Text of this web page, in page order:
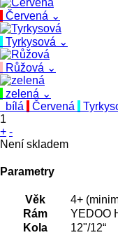
Červená ⌄
Tyrkysová ⌄
Růžová ⌄
zelená ⌄
bílá
Červená
1
+ -
Není skladem
Parametry
Věk
4+
Rám
YEDOO
Kola
12"/12“